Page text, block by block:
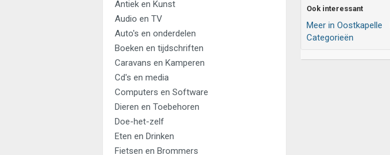
Antiek en Kunst
Audio en TV
Auto's en onderdelen
Boeken en tijdschriften
Caravans en Kamperen
Cd's en media
Computers en Software
Dieren en Toebehoren
Doe-het-zelf
Eten en Drinken
Fietsen en Brommers
Ook interessant
Meer in Oostkapelle
Categorieën